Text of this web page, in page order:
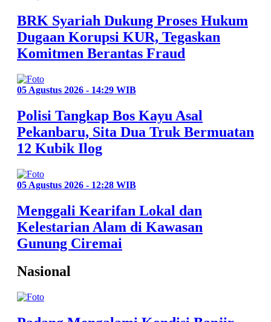
BRK Syariah Dukung Proses Hukum
Dugaan Korupsi KUR, Tegaskan
Komitmen Berantas Fraud
05 Agustus 2026 - 14:29 WIB
Polisi Tangkap Bos Kayu Asal
Pekanbaru, Sita Dua Truk Bermuatan
12 Kubik Ilog
05 Agustus 2026 - 12:28 WIB
Menggali Kearifan Lokal dan
Kelestarian Alam di Kawasan
Gunung Ciremai
Nasional